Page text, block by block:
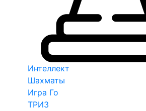
Интеллект
Шахматы
Игра Го
ТРИЗ